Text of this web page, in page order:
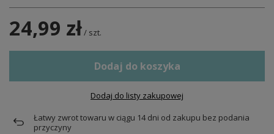
24,99 zł/ szt.
Dodaj do koszyka
Dodaj do listy zakupowej
Łatwy zwrot towaru w ciągu 14dni od zakupu bez podania
przyczyny